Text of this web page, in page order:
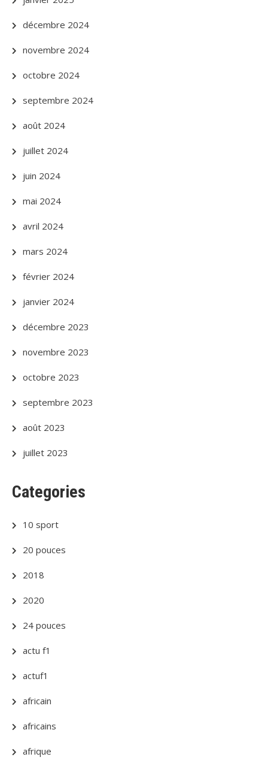
décembre 2024
novembre 2024
octobre 2024
septembre 2024
août 2024
juillet 2024
juin 2024
mai 2024
avril 2024
mars 2024
février 2024
janvier 2024
décembre 2023
novembre 2023
octobre 2023
septembre 2023
août 2023
juillet 2023
Categories
10 sport
20 pouces
2018
2020
24 pouces
actu f1
actuf1
africain
africains
afrique